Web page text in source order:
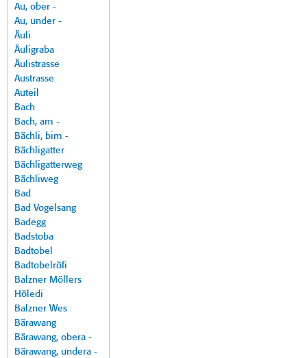
Au, ober -
Au, under -
Äuli
Äuligraba
Äulistrasse
Austrasse
Auteil
Bach
Bach, am -
Bächli, bim -
Bächligatter
Bächligatterweg
Bächliweg
Bad
Bad Vogelsang
Badegg
Badstoba
Badtobel
Badtobelröfi
Balzner Möllers
Höledi
Balzner Wes
Bärawang
Bärawang, obera -
Bärawang, undera -